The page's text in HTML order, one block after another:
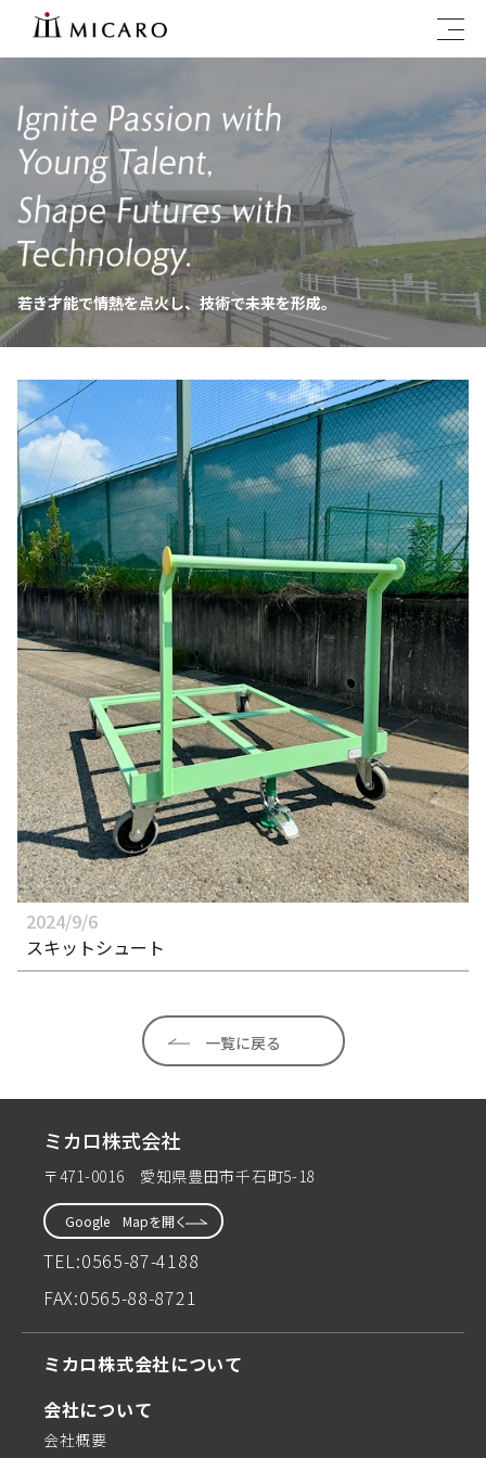
若き才能で情熱を点火し、技術で未来を形成。
2024/9/6
スキットシュート
一覧に戻る
ミカロ株式会社
〒471-0016 愛知県豊田市千石町5-18
Google Mapを開く
TEL:0565-87-4188
FAX:0565-88-8721
ミカロ株式会社について
会社について
会社概要